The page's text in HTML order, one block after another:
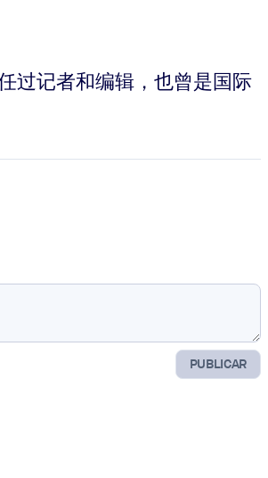
过记者和编辑，也曾是国际
PUBLICAR